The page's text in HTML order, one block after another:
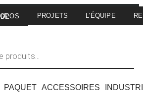
A PROPOS DE PROJETS L'ÉQUIPE
PAQUET ACCESSOIRES